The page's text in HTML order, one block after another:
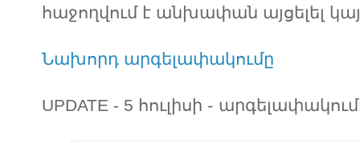
հաջողվում է անխափան այցելել
Նախորդ արգելափակումը
UPDATE - 5 հուլիսի ֊